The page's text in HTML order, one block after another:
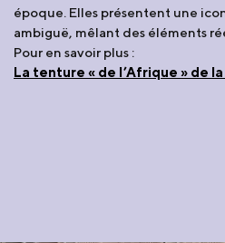
époque. Elles présentent une
ambiguë, mêlant des éléments
Pour en savoir plus :
La tenture « de l’Afrique » de